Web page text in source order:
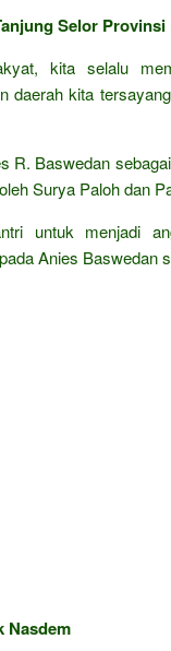
Selor
kita selalu
daerah kita
R. Baswedan
Surya Paloh dan
untuk menjadi
Anies Baswedan
Nasdem